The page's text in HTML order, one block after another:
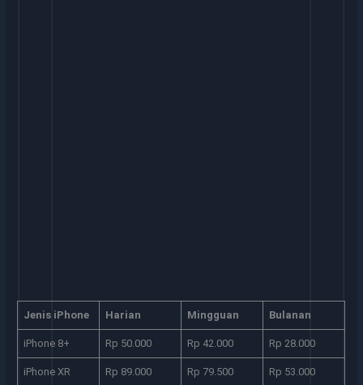
Jenis iPhone Harian Mingguan Bulanan
iPhone 8+ Rp 50.000 Rp 42.000 Rp 28.000
iPhone XR Rp 89.000 Rp 79.500 Rp 53.000